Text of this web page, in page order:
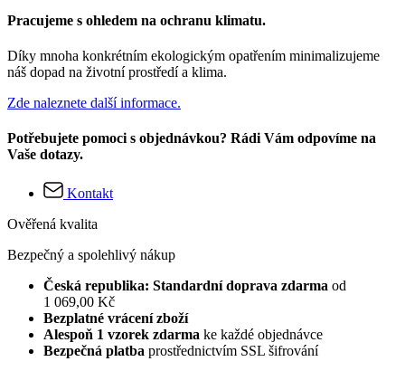
Pracujeme s ohledem na ochranu klimatu.
Díky mnoha konkrétním ekologickým opatřením minimalizujeme
náš dopad na životní prostředí a klima.
Zde naleznete další informace.
Potřebujete pomoci s objednávkou? Rádi Vám odpovíme na
Vaše dotazy.
Kontakt
Ověřená kvalita
Bezpečný a spolehlivý nákup
Česká republika: Standardní doprava zdarma od
1 069,00 Kč
Bezplatné vrácení zboží
Alespoň 1 vzorek zdarma ke každé objednávce
Bezpečná platba prostřednictvím SSL šifrování